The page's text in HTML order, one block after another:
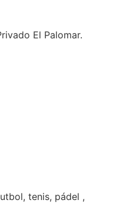
El Palomar.
tenis, pádel ,